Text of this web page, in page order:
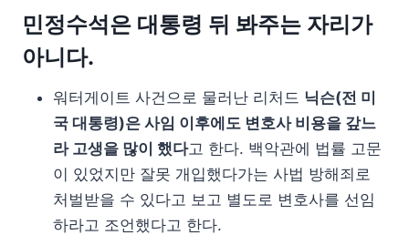
민정수석은 대통령 뒤 봐주는 자리가
아니다.
워터게이트 사건으로 물러난 리처드 닉슨(전 미
국 대통령)은 사임 이후에도 변호사 비용을 갚느
라 고생을 많이 했다고 한다. 백악관에 법률 고문
이 있었지만 잘못 개입했다가는 사법 방해죄로
처벌받을 수 있다고 보고 별도로 변호사를 선임
하라고 조언했다고 한다.